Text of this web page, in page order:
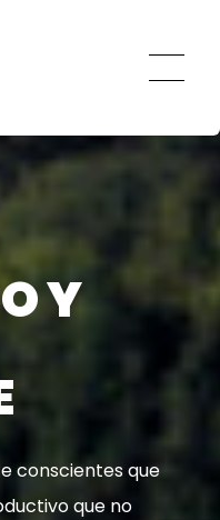
Y
conscientes que
que no